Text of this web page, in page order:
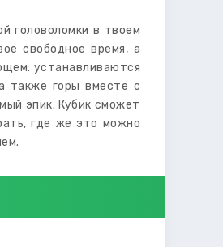
головоломки в твоем
свободное время, а
устанавливаются
также горы вместе с
эпик. Кубик сможет
где же это можно